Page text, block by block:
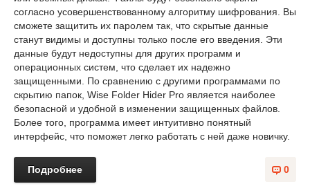
согласно усовершенствованному алгоритму шифрования. Вы
сможете защитить их паролем так, что скрытые данные
станут видимы и доступны только после его введения. Эти
данные будут недоступны для других программ и
операционных систем, что сделает их надежно
защищенными. По сравнению с другими программами по
скрытию папок, Wise Folder Hider Pro является наиболее
безопасной и удобной в изменении защищенных файлов.
Более того, программа имеет интуитивно понятный
интерфейс, что поможет легко работать с ней даже новичку.
0
Подробнее